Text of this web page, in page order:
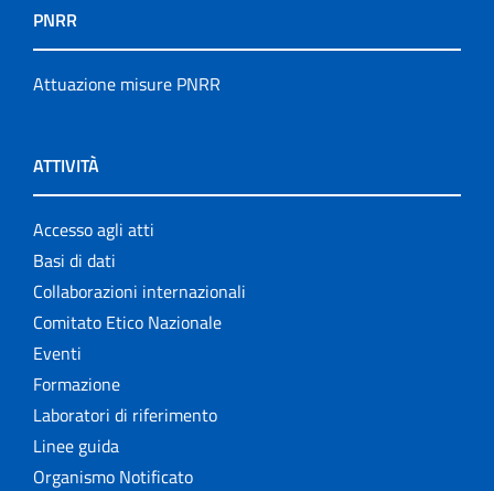
PNRR
Attuazione misure PNRR
ATTIVITÀ
Accesso agli atti
Basi di dati
Collaborazioni internazionali
Comitato Etico Nazionale
Eventi
Formazione
Laboratori di riferimento
Linee guida
Organismo Notificato